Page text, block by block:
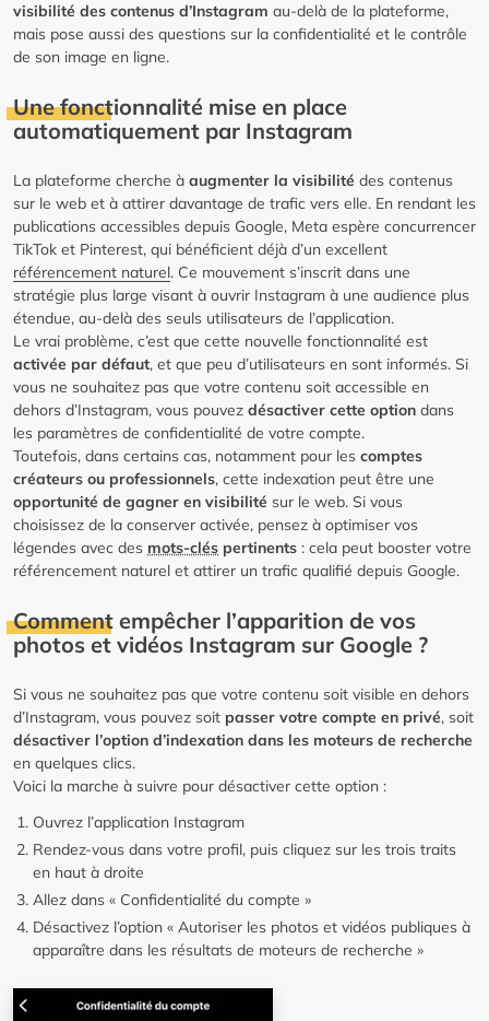
visibilité des contenus d’Instagram au-delà de la plateforme,
mais pose aussi des questions sur la confidentialité et le contrôle
de son image en ligne.
Une fonctionnalité mise en place
automatiquement par Instagram
La plateforme cherche à augmenter la visibilité des contenus
sur le web et à attirer davantage de trafic vers elle. En rendant les
publications accessibles depuis Google, Meta espère concurrencer
TikTok et Pinterest, qui bénéficient déjà d’un excellent
référencement naturel. Ce mouvement s’inscrit dans une
stratégie plus large visant à ouvrir Instagram à une audience plus
étendue, au-delà des seuls utilisateurs de l’application.
Le vrai problème, c’est que cette nouvelle fonctionnalité est
activée par défaut, et que peu d’utilisateurs en sont informés. Si
vous ne souhaitez pas que votre contenu soit accessible en
dehors d’Instagram, vous pouvez désactiver cette option dans
les paramètres de confidentialité de votre compte.
Toutefois, dans certains cas, notamment pour les comptes
créateurs ou professionnels, cette indexation peut être une
opportunité de gagner en visibilité sur le web. Si vous
choisissez de la conserver activée, pensez à optimiser vos
légendes avec des mots-clés pertinents : cela peut booster votre
référencement naturel et attirer un trafic qualifié depuis Google.
Comment empêcher l’apparition de vos
photos et vidéos Instagram sur Google ?
Si vous ne souhaitez pas que votre contenu soit visible en dehors
d’Instagram, vous pouvez soit passer votre compte en privé, soit
désactiver l’option d’indexation dans les moteurs de recherche
en quelques clics.
Voici la marche à suivre pour désactiver cette option :
Ouvrez l’application Instagram
Rendez-vous dans votre profil, puis cliquez sur les trois traits
en haut à droite
Allez dans « Confidentialité du compte »
Désactivez l’option « Autoriser les photos et vidéos publiques à
apparaître dans les résultats de moteurs de recherche »